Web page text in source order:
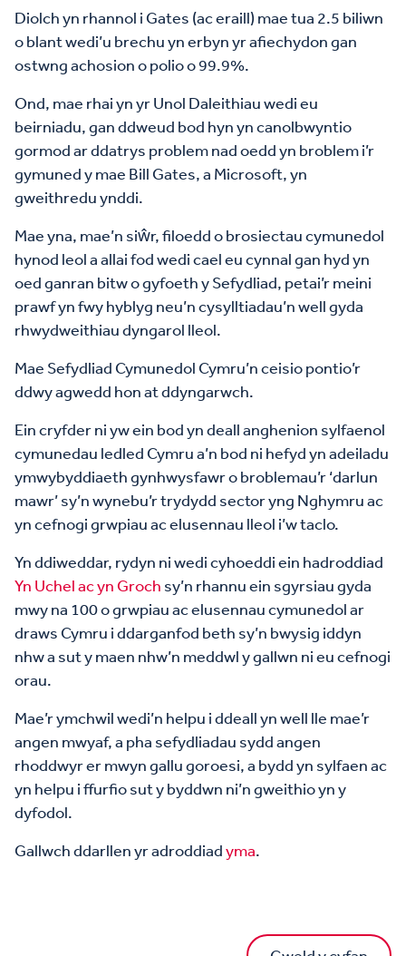
Diolch yn rhannol i Gates (ac eraill) mae tua 2.5 biliwn
o blant wedi’u brechu yn erbyn yr afiechydon gan
ostwng achosion o polio o 99.9%.
Ond, mae rhai yn yr Unol Daleithiau wedi eu
beirniadu, gan ddweud bod hyn yn canolbwyntio
gormod ar ddatrys problem nad oedd yn broblem i’r
gymuned y mae Bill Gates, a Microsoft, yn
gweithredu ynddi.
Mae yna, mae’n siŵr, filoedd o brosiectau cymunedol
hynod leol a allai fod wedi cael eu cynnal gan hyd yn
oed ganran bitw o gyfoeth y Sefydliad, petai’r meini
prawf yn fwy hyblyg neu’n cysylltiadau’n well gyda
rhwydweithiau dyngarol lleol.
Mae Sefydliad Cymunedol Cymru’n ceisio pontio’r
ddwy agwedd hon at ddyngarwch.
Ein cryfder ni yw ein bod yn deall anghenion sylfaenol
cymunedau ledled Cymru a’n bod ni hefyd yn adeiladu
ymwybyddiaeth gynhwysfawr o broblemau’r ‘darlun
mawr’ sy’n wynebu’r trydydd sector yng Nghymru ac
yn cefnogi grwpiau ac elusennau lleol i’w taclo.
Yn ddiweddar, rydyn ni wedi cyhoeddi ein hadroddiad
Yn Uchel ac yn Groch sy’n rhannu ein sgyrsiau gyda
mwy na 100 o grwpiau ac elusennau cymunedol ar
draws Cymru i ddarganfod beth sy’n bwysig iddyn
nhw a sut y maen nhw’n meddwl y gallwn ni eu cefnogi
orau.
Mae’r ymchwil wedi’n helpu i ddeall yn well lle mae’r
angen mwyaf, a pha sefydliadau sydd angen
rhoddwyr er mwyn gallu goroesi, a bydd yn sylfaen ac
yn helpu i ffurfio sut y byddwn ni’n gweithio yn y
dyfodol.
Gallwch ddarllen yr adroddiadyma.